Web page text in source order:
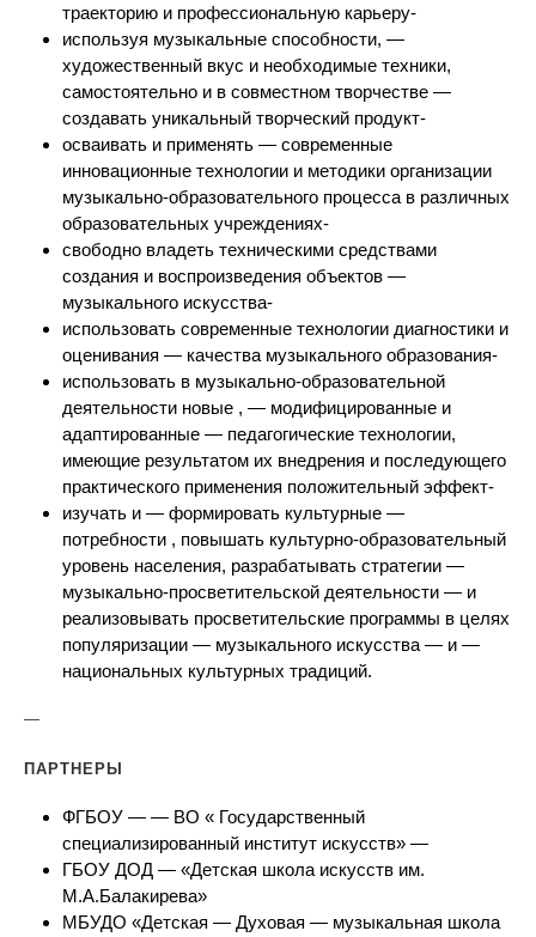
траекторию и профессиональную карьеру-
используя музыкальные способности, —
художественный вкус и необходимые техники,
самостоятельно и в совместном творчестве —
создавать уникальный творческий продукт-
осваивать и применять — современные
инновационные технологии и методики организации
музыкально-образовательного процесса в различных
образовательных учреждениях-
свободно владеть техническими средствами
создания и воспроизведения объектов —
музыкального искусства-
использовать современные технологии диагностики и
оценивания — качества музыкального образования-
использовать в музыкально-образовательной
деятельности новые , — модифицированные и
адаптированные — педагогические технологии,
имеющие результатом их внедрения и последующего
практического применения положительный эффект-
изучать и — формировать культурные —
потребности , повышать культурно-образовательный
уровень населения, разрабатывать стратегии —
музыкально-просветительской деятельности — и
реализовывать просветительские программы в целях
популяризации — музыкального искусства — и —
национальных культурных традиций.
—
ПАРТНЕРЫ
ФГБОУ — — ВО « Государственный
специализированный институт искусств» —
ГБОУ ДОД — «Детская школа искусств им.
М.А.Балакирева»
МБУДО «Детская — Духовая — музыкальная школа